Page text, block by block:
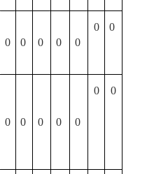
0 0 0 0 0
0 0
0 0 0 0 0
0 0